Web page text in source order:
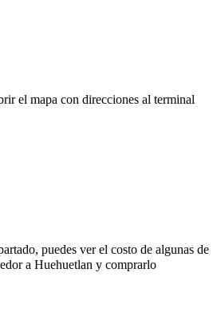
el mapa con direcciones al terminal
puedes ver el costo de algunas de
a Huehuetlan y comprarlo